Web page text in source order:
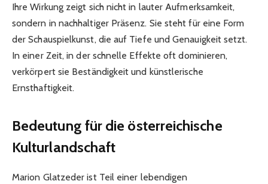
Ihre Wirkung zeigt sich nicht in lauter Aufmerksamkeit,
sondern in nachhaltiger Präsenz. Sie steht für eine Form
der Schauspielkunst, die auf Tiefe und Genauigkeit setzt.
In einer Zeit, in der schnelle Effekte oft dominieren,
verkörpert sie Beständigkeit und künstlerische
Ernsthaftigkeit.
Bedeutung für die österreichische
Kulturlandschaft
Marion Glatzeder ist Teil einer lebendigen